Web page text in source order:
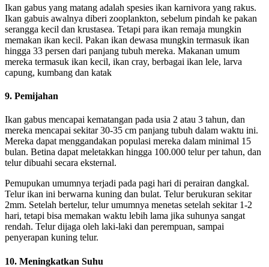
Ikan gabus yang matang adalah spesies ikan karnivora yang rakus.
Ikan gabuis awalnya diberi zooplankton, sebelum pindah ke pakan
serangga kecil dan krustasea. Tetapi para ikan remaja mungkin
memakan ikan kecil. Pakan ikan dewasa mungkin termasuk ikan
hingga 33 persen dari panjang tubuh mereka. Makanan umum
mereka termasuk ikan kecil, ikan cray, berbagai ikan lele, larva
capung, kumbang dan katak
9. Pemijahan
Ikan gabus mencapai kematangan pada usia 2 atau 3 tahun, dan
mereka mencapai sekitar 30-35 cm panjang tubuh dalam waktu ini.
Mereka dapat menggandakan populasi mereka dalam minimal 15
bulan. Betina dapat meletakkan hingga 100.000 telur per tahun, dan
telur dibuahi secara eksternal.
Pemupukan umumnya terjadi pada pagi hari di perairan dangkal.
Telur ikan ini berwarna kuning dan bulat. Telur berukuran sekitar
2mm. Setelah bertelur, telur umumnya menetas setelah sekitar 1-2
hari, tetapi bisa memakan waktu lebih lama jika suhunya sangat
rendah. Telur dijaga oleh laki-laki dan perempuan, sampai
penyerapan kuning telur.
10. Meningkatkan Suhu